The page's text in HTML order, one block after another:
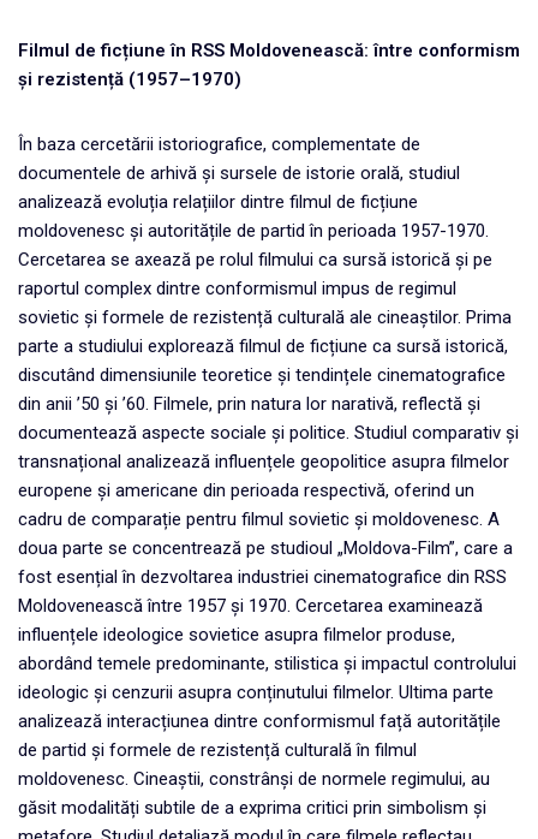
Filmul de ficțiune în RSS Moldovenească: între conformism
și rezistență (1957–1970)
În baza cercetării istoriografice, complementate de
documentele de arhivă și sursele de istorie orală, studiul
analizează evoluția relațiilor dintre filmul de ficțiune
moldovenesc și autoritățile de partid în perioada 1957-1970.
Cercetarea se axează pe rolul filmului ca sursă istorică și pe
raportul complex dintre conformismul impus de regimul
sovietic și formele de rezistență culturală ale cineaștilor. Prima
parte a studiului explorează filmul de ficțiune ca sursă istorică,
discutând dimensiunile teoretice și tendințele cinematografice
din anii ’50 și ’60. Filmele, prin natura lor narativă, reflectă și
documentează aspecte sociale și politice. Studiul comparativ și
transnațional analizează influențele geopolitice asupra filmelor
europene și americane din perioada respectivă, oferind un
cadru de comparație pentru filmul sovietic și moldovenesc. A
doua parte se concentrează pe studioul „Moldova-Film”, care a
fost esențial în dezvoltarea industriei cinematografice din RSS
Moldovenească între 1957 și 1970. Cercetarea examinează
influențele ideologice sovietice asupra filmelor produse,
abordând temele predominante, stilistica și impactul controlului
ideologic și cenzurii asupra conținutului filmelor. Ultima parte
analizează interacțiunea dintre conformismul față autoritățile
de partid și formele de rezistență culturală în filmul
moldovenesc. Cineaștii, constrânși de normele regimului, au
găsit modalități subtile de a exprima critici prin simbolism și